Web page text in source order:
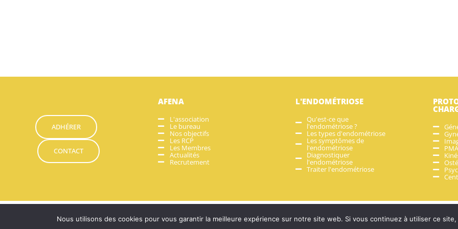
ADHÉRER
CONTACT
AFENA
L'association
Le bureau
Nos objectifs
Les RCP
Les Membres
Actualités
Recrutement
L'ENDOMÉTRIOSE
Qu'est-ce que
l'endométriose ?
Les types d'endométriose
Les symptômes de
l'endométriose
Diagnostiquer
l'endométriose
Traiter l'endométriose
Mentions légales Politique de confidentialité Contact
Nous utilisons des cookies pour vous garantir la meilleure expérience sur notre site web. Si vous continuez à utiliser ce